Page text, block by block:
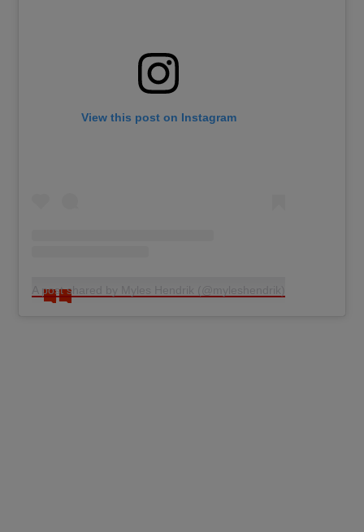
View this post on Instagram
A post shared by Myles Hendrik (@myleshendrik)